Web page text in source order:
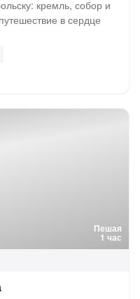
кремль, собор и
в сердце
Пешая
1 час